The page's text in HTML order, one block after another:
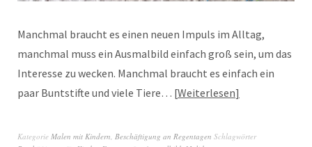
Manchmal braucht es einen neuen Impuls im Alltag,
manchmal muss ein Ausmalbild einfach groß sein, um das
Interesse zu wecken. Manchmal braucht es einfach ein
paar Buntstifte und viele Tiere… Weiterlesen
Kategorie Malen mit Kindern Beschäftigung an Regentagen Schlagwörter